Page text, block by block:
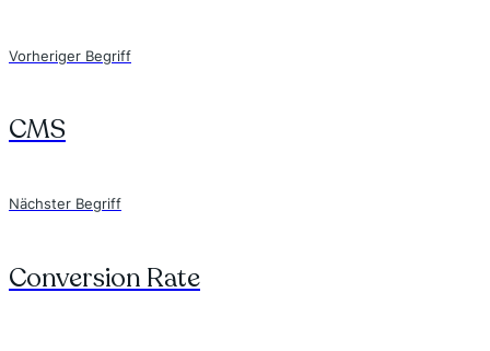
Vorheriger Begriff
CMS
Nächster Begriff
Conversion Rate